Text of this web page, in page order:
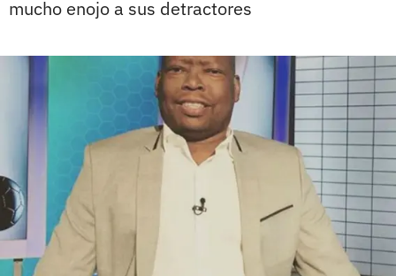
mucho enojo a sus detractores